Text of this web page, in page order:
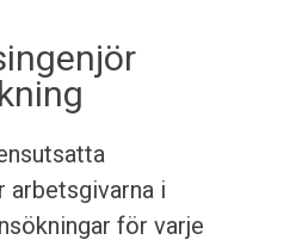
arbetsgivarna i
för varje